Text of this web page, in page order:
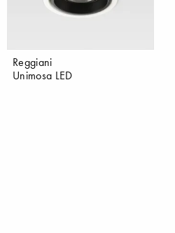
Reggiani
Unimosa LED